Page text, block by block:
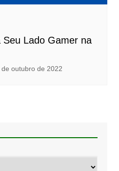
Seu Lado Gamer na
de outubro de 2022